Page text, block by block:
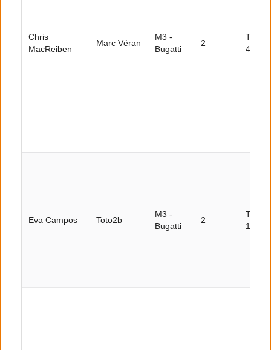
Chris
MacReiben
Marc Véran
M3 -
Bugatti
2
Tour
43
Eva Campos Toto2b
M3 -
Bugatti
2
Tour
19